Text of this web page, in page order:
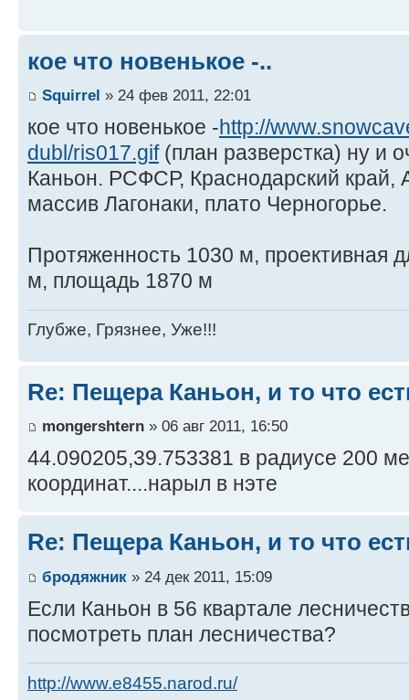
кое что новенькое -..
Squirrel » 24 фев 2011, 22:01
кое что новенькое -http://
dubl/ris017.gif(план разверстка) ну и
Каньон. РСФСР, Краснодарский край,
массив Лагонаки, плато Черногорье.
Протяженность 1030 м, проективная
м, площадь 1870 м
Глубже, Грязнее, Уже!!!
Re: Пещера Каньон, и то что
mongershtern » 06 авг 2011, 16:50
44.090205,39.753381 в радиусе 200
координат....нарыл в нэте
Re: Пещера Каньон, и то что
бродяжник » 24 дек 2011, 15:09
Если Каньон в 56 квартале
посмотреть план лесничества?
http://www.e8455.narod.ru/